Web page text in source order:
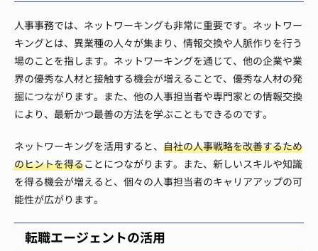
人事事務では、ネットワーキングも非常に重要です。ネットワー
キングとは、異業種の人々が集まり、情報交換や人脈作りを行う
場のことを指します。ネットワーキングを通じて、他の企業や業
界の優秀な人材と接触する機会が増えることで、優秀な人材の発
掘につながります。また、他の人事担当者や専門家との情報交換
により、最新かつ最善の方法を学ぶこともできるのです。
ネットワーキングを活用すると、 自社の人事戦略を改善するため
のヒントを得ることにつながります。また、新しいスキルや知識
を得る機会が増えると、個々の人事担当者のキャリアアップの可
能性が広がります。
転職エージェントの活用